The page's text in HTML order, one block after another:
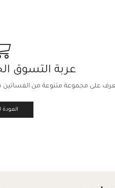
عربة التسوق
على مجموعة متنوعة من الفساتين
العودة